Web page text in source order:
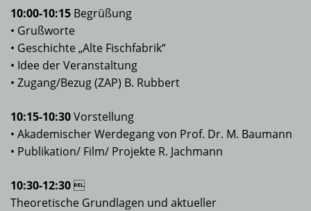
10:00-10:15 Begrüßung
• Grußworte
• Geschichte „Alte Fischfabrik“
• Idee der Veranstaltung
• Zugang/Bezug (ZAP) B. Rubbert
10:15-10:30Vorstellung
• Akademischer Werdegang von Prof. Dr. M. Baumann
• Publikation/ Film/ Projekte R. Jachmann
10:30-12:30
Theoretische Grundlagen und aktueller